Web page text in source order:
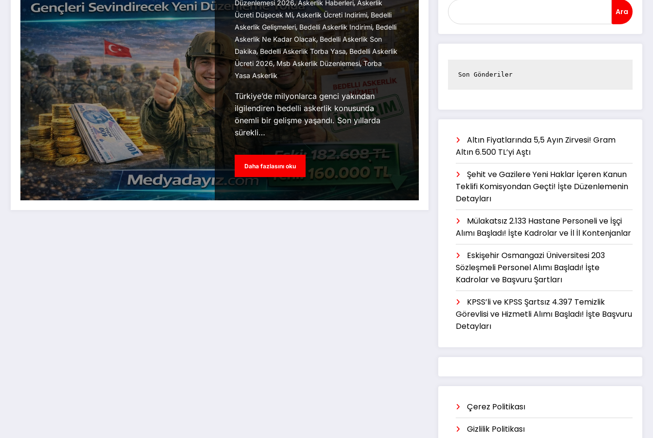
Düzenlemesi 2026,Askerlik Haberleri, Askerlik
Ücreti Düşecek Mi, Askerlik Ücreti Indirimi, Bedelli
Askerlik Gelişmeleri, Bedelli Askerlik Indirimi, Bedelli
Askerlik Ne Kadar Olacak, Bedelli Askerlik Son
Dakika, Bedelli Askerlik Torba Yasa,Bedelli Askerlik
Ücreti 2026,Msb Askerlik Düzenlemesi,Torba
Yasa Askerlik
Türkiye’de milyonlarca genci yakından
ilgilendiren bedelli askerlik konusunda
önemli bir gelişme yaşandı. Son yıllarda
sürekli…
Daha fazlasını oku
Ara
Son Gönderiler
Altın Fiyatlarında 5,5 Ayın Zirvesi! Gram
Altın 6.500 TL’yi Aştı
Şehit ve Gazilere Yeni Haklar İçeren Kanun
Teklifi Komisyondan Geçti! İşte Düzenlemenin
Detayları
Mülakatsız 2.133 Hastane Personeli ve İşçi
Alımı Başladı! İşte Kadrolar ve İl İl Kontenjanlar
Eskişehir Osmangazi Üniversitesi 203
Sözleşmeli Personel Alımı Başladı! İşte
Kadrolar ve Başvuru Şartları
KPSS’li ve KPSS Şartsız 4.397 Temizlik
Görevlisi ve Hizmetli Alımı Başladı! İşte Başvuru
Detayları
Çerez Politikası
Gizlilik Politikası